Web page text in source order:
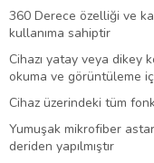
360 Derece özelliği ve
kullanıma sahiptir
Cihazı yatay veya dikey
okuma ve görüntüleme
Cihaz üzerindeki tüm
Yumuşak mikrofiber
deriden yapılmıştır